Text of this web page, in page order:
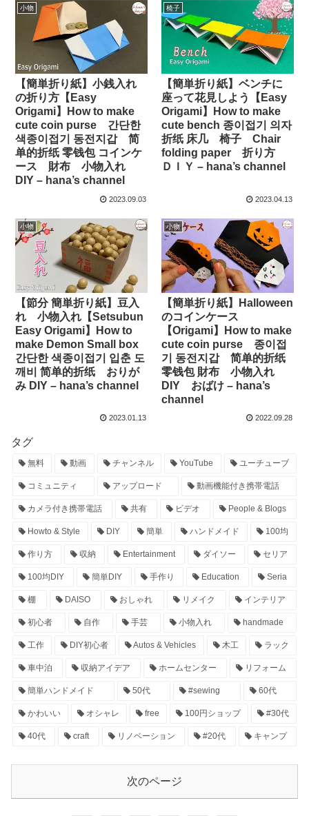
小物
【簡単折り紙】小銭入れ
の折り方【Easy
Origami】How to make
cute coin purse 간단한
색종이접기 동전지갑 简
单的折纸 零钱包 コインケ
ース 財布 小物入れ
DIY – hana’s channel
2023.09.03
椅子
【簡単折り紙】ベンチに
座って花見しよう【Easy
Origami】How to make
cute bench 종이접기 의자
折纸 床几 椅子 Chair
folding paper 折り方
ＤＩＹ – hana’s channel
2023.04.13
小物
【節分 簡単折り紙】豆入
れ 小物入れ【Setsubun
Easy Origami】How to
make Demon Small box
간단한 색종이접기 입춘 도
깨비 简单的折纸 おりが
み DIY – hana’s channel
2023.01.13
小物
【簡単折り紙】Halloween
のコインケース
【Origami】How to make
cute coin purse 종이접
기 동전지갑 简单的折纸
零钱包 財布 小物入れ
DIY おばけ – hana’s
channel
2022.09.28
タグ
無料 動画 チャンネル YouTube ユーチューブ
コミュニティ アップロード 動画機能付き携帯電話
カメラ付き携帯電話 共有 ビデオ People & Blogs
Howto & Style DIY 簡単 ハンドメイド 100均
作り方 収納 Entertainment ダイソー セリア
100均DIY 簡単DIY 手作り Education Seria
棚 DAISO おしゃれ リメイク インテリア
初心者 自作 手芸 小物入れ handmade
工作 DIY初心者 Autos & Vehicles 木工 ラック
車中泊 収納アイデア ホームセンター リフォーム
簡単ハンドメイド 50代 #sewing 60代
かわいい オシャレ free 100円ショップ #30代
40代 craft リノベーション #20代 キャンプ
次のページ